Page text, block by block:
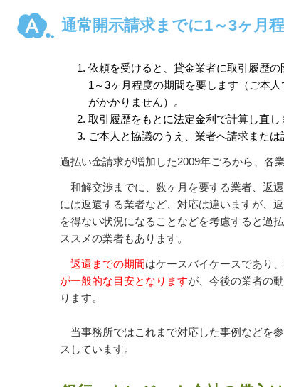
通常開示請求までに1～3ヶ月
依頼を受けると、貸金業者に取引履歴
1～3ヶ月程度の期間を要します（ご本
がかかりません）。
取引履歴をもとに法定金利で計算し直
ご本人と協議のうえ、業者へ請求または
過払い金請求が増加した2009年ごろから、各
和解交渉までに、数ヶ月を要する業者、返
には返還する業者など、対応は違いますが、
を得ない状況になることなどを考慮すると過
ススメの業者もあります。
返還までの期間はケースバイケースであり
が一般的な目安となりますが、今後の業者の
ります。
当事務所ではこれまで対応した事例などを
スしています。